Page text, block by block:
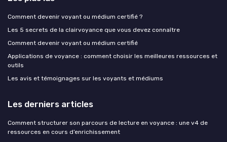
Comment devenir voyant ou médium certifié ?
Les 5 secrets de la clairvoyance que vous devez connaître
Comment devenir voyant ou médium certifié
Applications de voyance : comment choisir les meilleures ressources et
outils
Les avis et témoignages sur les voyants et médiums
Les derniers articles
Comment structurer son parcours de lecture en voyance : une v4 de
ressources en cours d’enrichissement